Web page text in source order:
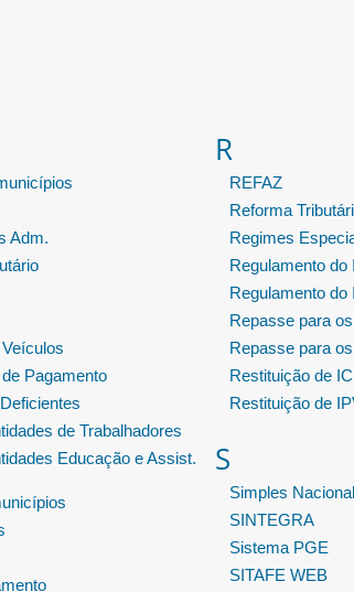
Adm.
Pagamento
de Trabalhadores
Educação e Assist.
R
REFAZ
Reforma
Regimes
Regulamento
Regulamento
Repasse para
Repasse para
Restituição de
Restituição de
S
Simples
SINTEGRA
Sistema PGE
SITAFE WEB